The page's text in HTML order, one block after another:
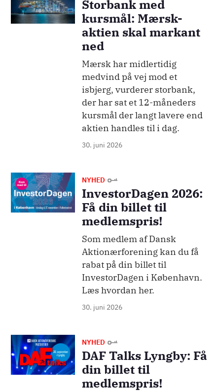
Storbank med
kursmål: Mærsk-
aktien skal markant
ned
Mærsk har midlertidig
medvind på vej mod et
isbjerg, vurderer storbank,
der har sat et 12-måneders
kursmål der langt lavere end
aktien handles til i dag.
30. juni 2026
Billede NYHED
InvestorDagen 2026:
Få din billet til
medlemspris!
Som medlem af Dansk
Aktionærforening kan du få
rabat på din billet til
InvestorDagen i København.
Læs hvordan her.
30. juni 2026
Billede NYHED
DAF Talks Lyngby: Få
din billet til
medlemspris!